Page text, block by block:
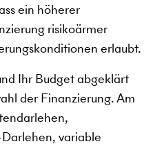
ein höherer
risikoärmer
erlaubt.
Ihr Budget abgeklärt
der Finanzierung. Am
variable